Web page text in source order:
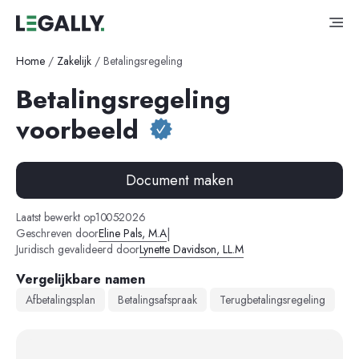
Home / Zakelijk / Betalingsregeling
Betalingsregeling
voorbeeld
Document maken
Laatst bewerkt op10-05-2026
Geschreven doorEline Pals, M.A|
Juridisch gevalideerd doorLynette Davidson, LL.M
Vergelijkbare namen
Afbetalingsplan Betalingsafspraak Terugbetalingsregeling